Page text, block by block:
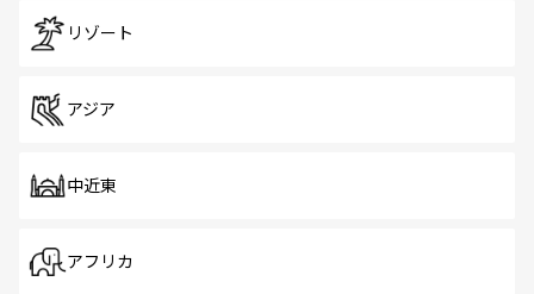
リゾート
アジア
中近東
アフリカ